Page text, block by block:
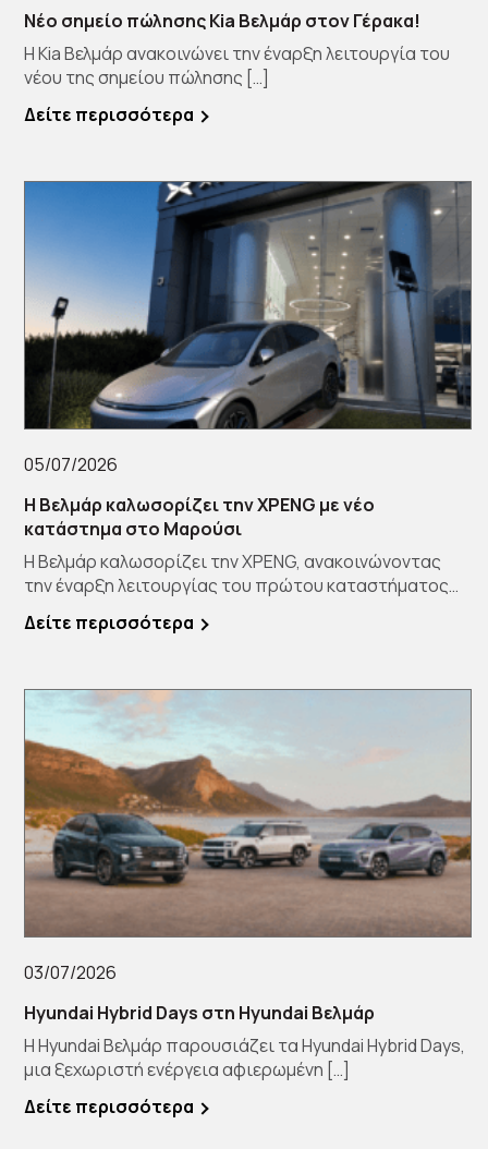
Νέο σημείο πώλησης Kia Βελμάρ στον Γέρακα!
Η Kia Βελμάρ ανακοινώνει την έναρξη λειτουργία του
νέου της σημείου πώλησης […]
Δείτε περισσότερα
05/07/2026
Η Βελμάρ καλωσορίζει την XPENG με νέο
κατάστημα στο Μαρούσι
Η Βελμάρ καλωσορίζει την XPENG, ανακοινώνοντας
την έναρξη λειτουργίας του πρώτου καταστήματος
Δείτε περισσότερα
03/07/2026
Hyundai Hybrid Days στη Hyundai Βελμάρ
Η Hyundai Βελμάρ παρουσιάζει τα Hyundai Hybrid Days,
μια ξεχωριστή ενέργεια αφιερωμένη […]
Δείτε περισσότερα